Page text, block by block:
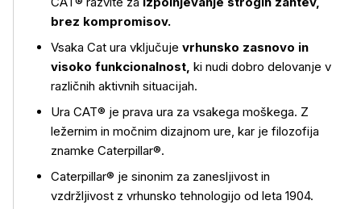
Več o izdelku
brez kompromisov.
Vsaka Cat ura vključuje vrhunsko zasnovo in
visoko funkcionalnost, ki nudi dobro delovanje v
različnih aktivnih situacijah.
Ura CAT® je prava ura za vsakega moškega. Z
ležernim in močnim dizajnom ure, kar je filozofija
znamke Caterpillar®.
Caterpillar® je sinonim za zanesljivost in
vzdržljivost z vrhunsko tehnologijo od leta 1904.